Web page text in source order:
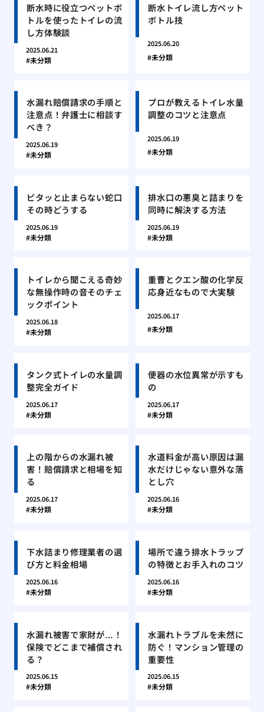
断水時に役立つペットボ
トルを使ったトイレの流
し方体験談
2025.06.21
未分類
断水トイレ流し方ペット
ボトル技
2025.06.20
未分類
水漏れ賠償請求の手順と
注意点！弁護士に相談す
べき？
2025.06.19
未分類
プロが教えるトイレ水量
調整のコツと注意点
2025.06.19
未分類
ピタッと止まらない蛇口
その時どうする
2025.06.19
未分類
排水口の悪臭と詰まりを
同時に解決する方法
2025.06.19
未分類
トイレから聞こえる奇妙
な無操作時の音そのチェ
ックポイント
2025.06.18
未分類
重曹とクエン酸の化学反
応身近なもので大実験
2025.06.17
未分類
タンク式トイレの水量調
整完全ガイド
2025.06.17
未分類
便器の水位異常が示すも
の
2025.06.17
未分類
上の階からの水漏れ被
害！賠償請求と相場を知
る
2025.06.17
未分類
水道料金が高い原因は漏
水だけじゃない意外な落
とし穴
2025.06.16
未分類
下水詰まり修理業者の選
び方と料金相場
2025.06.16
未分類
場所で違う排水トラップ
の特徴とお手入れのコツ
2025.06.16
未分類
水漏れ被害で家財が…！
保険でどこまで補償され
る？
2025.06.15
未分類
水漏れトラブルを未然に
防ぐ！マンション管理の
重要性
2025.06.15
未分類